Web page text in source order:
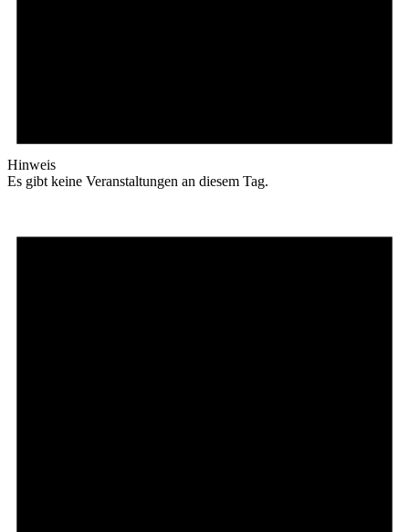
Hinweis
Es gibt keine Veranstaltungen an diesem Tag.